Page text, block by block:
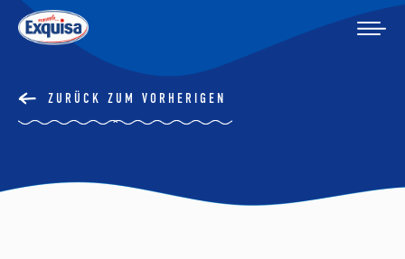
ZURÜCK ZUM VORHERIGEN